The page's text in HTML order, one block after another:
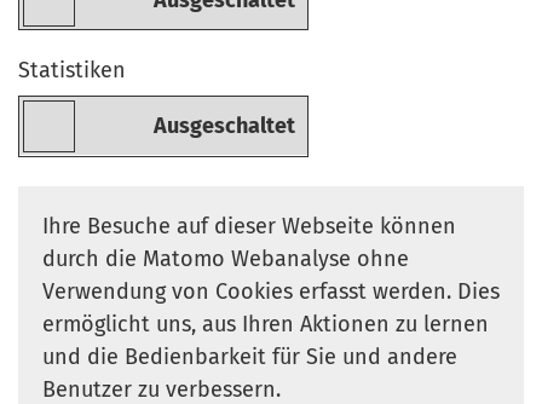
Statistiken
Ihre Besuche auf dieser Webseite können
durch die Matomo Webanalyse ohne
Verwendung von Cookies erfasst werden. Dies
ermöglicht uns, aus Ihren Aktionen zu lernen
und die Bedienbarkeit für Sie und andere
Benutzer zu verbessern.